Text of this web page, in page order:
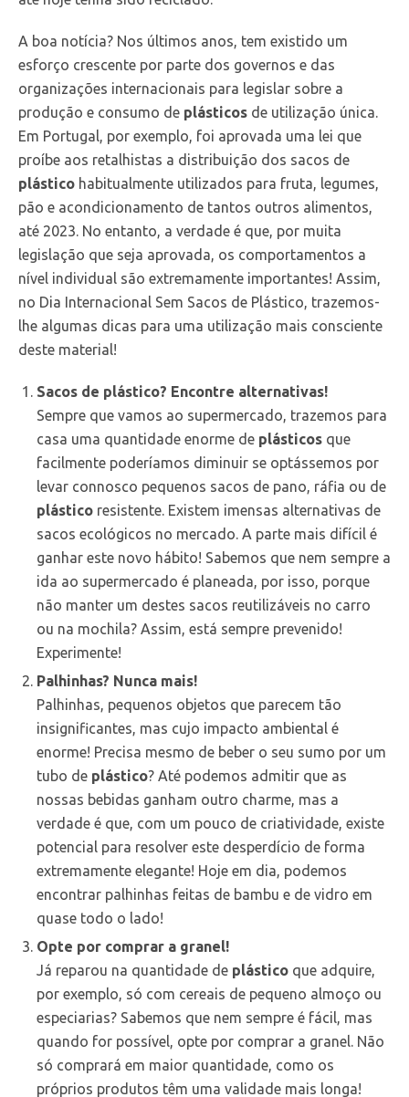
A boa notícia? Nos últimos anos, tem existido um
esforço crescente por parte dos governos e das
organizações internacionais para legislar sobre a
produção e consumo de plásticos de utilização única.
Em Portugal, por exemplo, foi aprovada uma lei que
proíbe aos retalhistas a distribuição dos sacos de
plástico habitualmente utilizados para fruta, legumes,
pão e acondicionamento de tantos outros alimentos,
até 2023. No entanto, a verdade é que, por muita
legislação que seja aprovada, os comportamentos a
nível individual são extremamente importantes! Assim,
no Dia Internacional Sem Sacos de Plástico, trazemos-
lhe algumas dicas para uma utilização mais consciente
deste material!
Sacos de plástico? Encontre alternativas!
Sempre que vamos ao supermercado, trazemos para
casa uma quantidade enorme de plásticos que
facilmente poderíamos diminuir se optássemos por
levar connosco pequenos sacos de pano, ráfia ou de
plástico resistente. Existem imensas alternativas de
sacos ecológicos no mercado. A parte mais difícil é
ganhar este novo hábito! Sabemos que nem sempre a
ida ao supermercado é planeada, por isso, porque
não manter um destes sacos reutilizáveis no carro
ou na mochila? Assim, está sempre prevenido!
Experimente!
Palhinhas? Nunca mais!
Palhinhas, pequenos objetos que parecem tão
insignificantes, mas cujo impacto ambiental é
enorme! Precisa mesmo de beber o seu sumo por um
tubo de plástico? Até podemos admitir que as
nossas bebidas ganham outro charme, mas a
verdade é que, com um pouco de criatividade, existe
potencial para resolver este desperdício de forma
extremamente elegante! Hoje em dia, podemos
encontrar palhinhas feitas de bambu e de vidro em
quase todo o lado!
Opte por comprar a granel!
Já reparou na quantidade de plástico que adquire,
por exemplo, só com cereais de pequeno almoço ou
especiarias? Sabemos que nem sempre é fácil, mas
quando for possível, opte por comprar a granel. Não
só comprará em maior quantidade, como os
próprios produtos têm uma validade mais longa!